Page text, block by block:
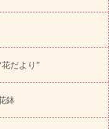
お祝い商品一覧
い
だより”
鉢